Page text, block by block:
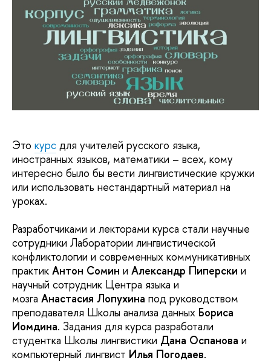
Это курс для учителей русского языка,
иностранных языков, математики – всех, кому
интересно было бы вести лингвистические кружки
или использовать нестандартный материал на
уроках.
Разработчиками и лекторами курса стали научные
сотрудники Лаборатории лингвистической
конфликтологии и современных коммуникативных
практик Антон Сомин и Александр Пиперски и
научный сотрудник Центра языка и
мозга Анастасия Лопухина под руководством
преподавателя Школы анализа данных Бориса
Иомдина. Задания для курса разработали
студентка Школы лингвистики Дана Оспанова и
компьютерный лингвист Илья Погодаев.